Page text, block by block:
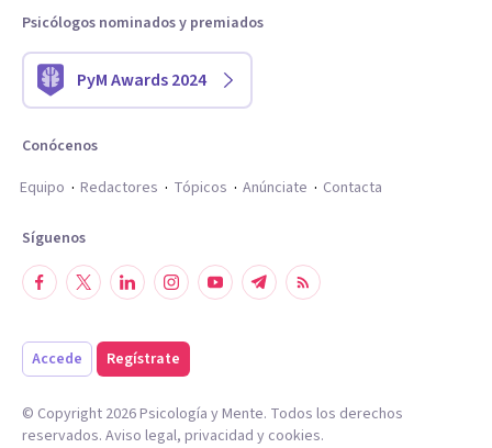
Psicólogos nominados y premiados
PyM Awards 2024
Conócenos
Equipo
Redactores Tópicos Anúnciate Contacta
Síguenos
Accede Regístrate
© Copyright 2026Psicología y Mente. Todos los derechos
reservados. Aviso legal, privacidad y cookies.